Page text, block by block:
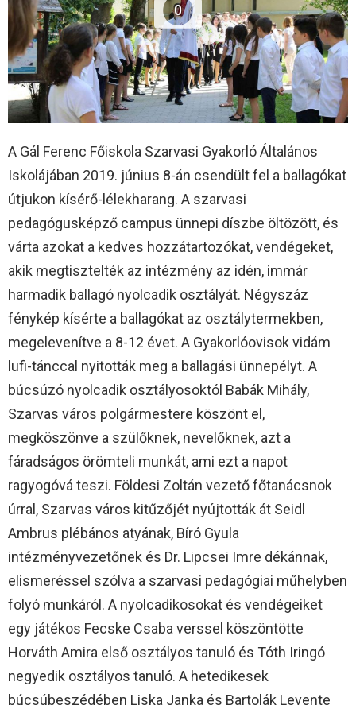
0
A Gál Ferenc Főiskola Szarvasi Gyakorló Általános
Iskolájában 2019. június 8-án csendült fel a ballagókat
útjukon kísérő-lélekharang. A szarvasi
pedagógusképző campus ünnepi díszbe öltözött, és
várta azokat a kedves hozzátartozókat, vendégeket,
akik megtisztelték az intézmény az idén, immár
harmadik ballagó nyolcadik osztályát. Négyszáz
fénykép kísérte a ballagókat az osztálytermekben,
megelevenítve a 8-12 évet. A Gyakorlóovisok vidám
lufi-tánccal nyitották meg a ballagási ünnepélyt. A
búcsúzó nyolcadik osztályosoktól Babák Mihály,
Szarvas város polgármestere köszönt el,
megköszönve a szülőknek, nevelőknek, azt a
fáradságos örömteli munkát, ami ezt a napot
ragyogóvá teszi. Földesi Zoltán vezető főtanácsnok
úrral, Szarvas város kitűzőjét nyújtották át Seidl
Ambrus plébános atyának, Bíró Gyula
intézményvezetőnek és Dr. Lipcsei Imre dékánnak,
elismeréssel szólva a szarvasi pedagógiai műhelyben
folyó munkáról. A nyolcadikosokat és vendégeiket
egy játékos Fecske Csaba verssel köszöntötte
Horváth Amira első osztályos tanuló és Tóth Iringó
negyedik osztályos tanuló. A hetedikesek
búcsúbeszédében Liska Janka és Bartolák Levente